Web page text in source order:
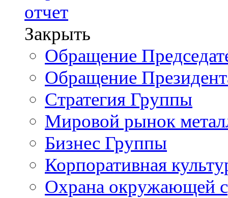
отчет
Закрыть
Обращение
Обращение
Стратегия Группы
Мировой рынок
Бизнес Группы
Корпоративная
Охрана окружающей